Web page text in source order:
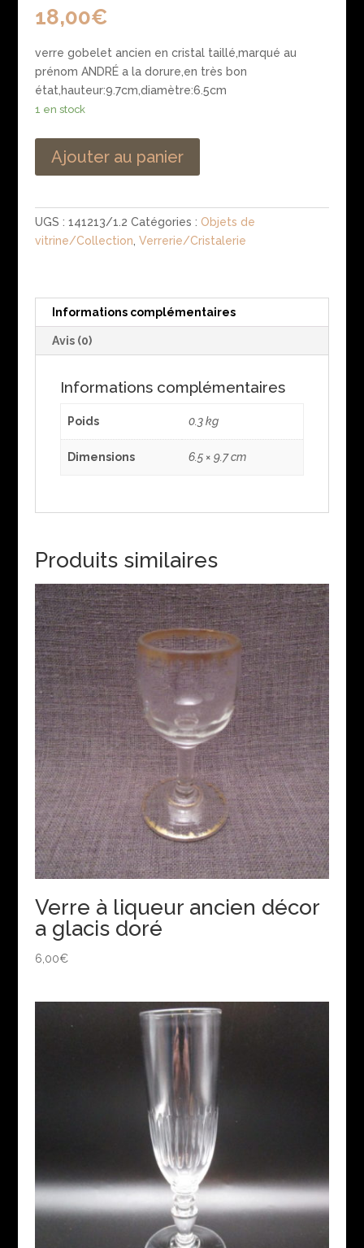
18,00€
verre gobelet ancien en cristal taillé,marqué au
prénom ANDRÉ a la dorure,en très bon
état,hauteur:9.7cm,diamètre:6.5cm
1 en stock
Ajouter au panier
UGS : 141213/1.2 Catégories : Objets de
vitrine/Collection Verrerie/Cristalerie
Informations complémentaires
Avis (0)
Informations complémentaires
Poids 0.3 kg
Dimensions 6.5 × 9.7 cm
Produits similaires
Verre à liqueur ancien décor
a glacis doré
6,00€